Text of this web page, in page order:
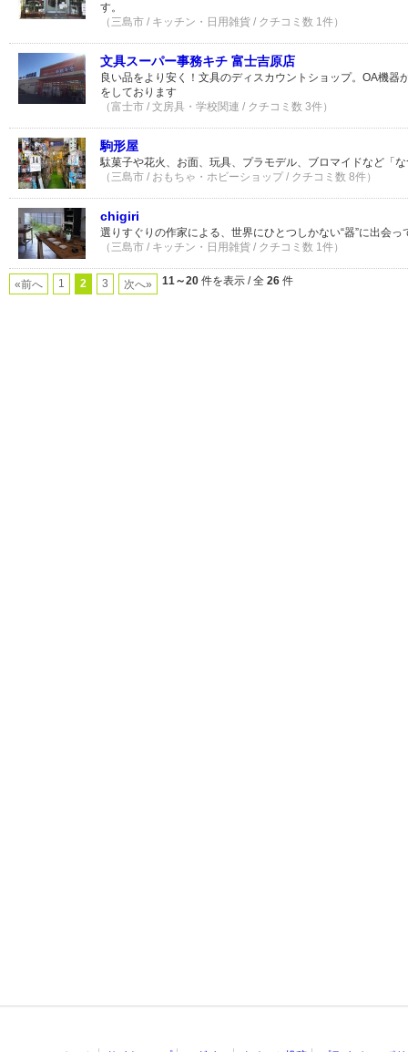
す。
（三島市 / キッチン・日用雑貨 / クチコミ数 1件）
文具スーパー事務キチ 富士吉原店
良い品をより安く！文具のディスカウントショップ。OA機器
をしております
（富士市 / 文房具・学校関連 / クチコミ数 3件）
駒形屋
駄菓子や花火、お面、玩具、プラモデル、ブロマイドなど「
（三島市 / おもちゃ・ホビーショップ / クチコミ数 8件）
chigiri
選りすぐりの作家による、世界にひとつしかない“器”に出会
（三島市 / キッチン・日用雑貨 / クチコミ数 1件）
«前へ 1 2 3 次へ» 11～20 件を表示 / 全 26 件